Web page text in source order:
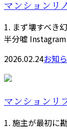
マンションリ
1. まず壊すべき
半分嘘
2026.02.24お知
マンションリ
1. 施主が最初に